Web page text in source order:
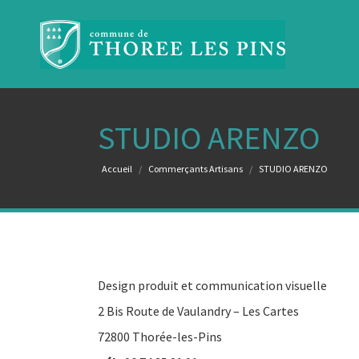
STUDIO ARENZO
Vous êtes ici :
Accueil Commerçants Artisans STUDIO ARENZO
Design produit et communication visuelle
2 Bis Route de Vaulandry – Les Cartes
72800 Thorée-les-Pins